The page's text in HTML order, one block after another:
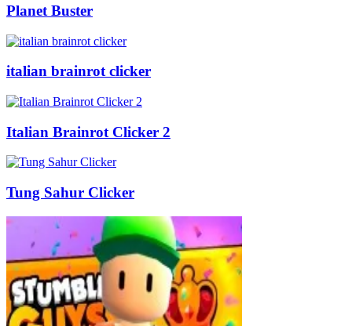
Planet Buster
italian brainrot clicker
Italian Brainrot Clicker 2
Tung Sahur Clicker